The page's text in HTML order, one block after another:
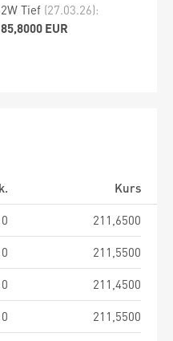
Tief (27.03.26):
EUR
Kurs
0
211,6500
0
211,5500
0
211,4500
0
211,5500